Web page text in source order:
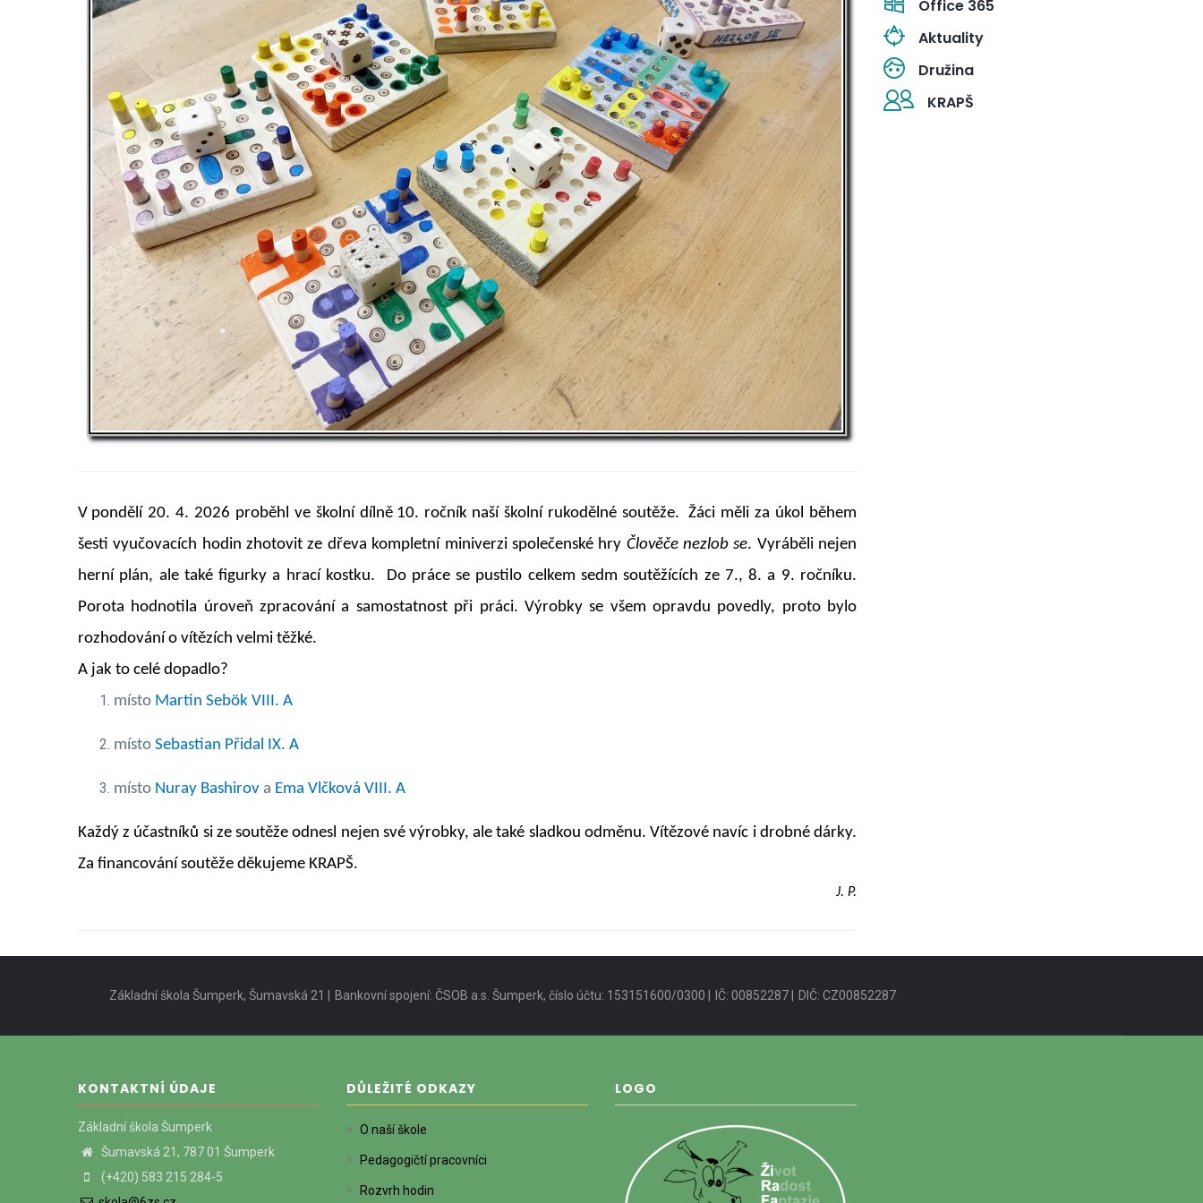
V pondělí 20. 4. 2026 proběhl ve školní dílně 10. ročník naší školní rukodělné soutěže. Žáci měli za úkol během
šesti vyučovacích hodin zhotovit ze dřeva kompletní miniverzi společenské hry Člověče nezlob se. Vyráběli nejen
herní plán, ale také figurky a hrací kostku. Do práce se pustilo celkem sedm soutěžících ze 7., 8. a 9. ročníku.
Porota hodnotila úroveň zpracování a samostatnost při práci. Výrobky se všem opravdu povedly, proto bylo
rozhodování o vítězích velmi těžké.
A jak to celé dopadlo?
místo Martin Sebök VIII. A
místo Sebastian Přidal IX. A
místo Nuray Bashirov a Ema Vlčková VIII. A
Každý z účastníků si ze soutěže odnesl nejen své výrobky, ale také sladkou odměnu. Vítězové navíc i drobné dárky.
Za financování soutěže děkujeme KRAPŠ.
J. P.
Office 365
Aktuality
Družina
KRAPŠ
Základní škola Šumperk, Šumavská 21 | Bankovní spojení: ČSOB a.s. Šumperk, číslo účtu: 153151600/0300 | IČ: 00852287 | DIČ: CZ00852287
KONTAKTNÍ ÚDAJE
Základní škola Šumperk
Šumavská 21, 787 01 Šumperk
(+420) 583 215 284-5
DŮLEŽITÉ ODKAZY
O naší škole
Pedagogičtí pracovníci
Rozvrh hodin
LOGO